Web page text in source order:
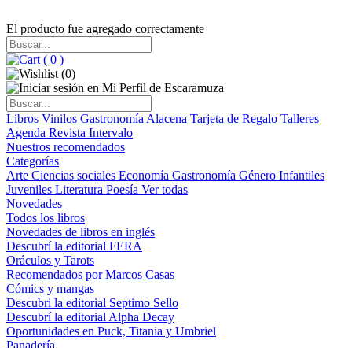
El producto fue agregado correctamente
( 0 )
(0)
Libros Vinilos Gastronomía Alacena Tarjeta de Regalo Talleres
Agenda Revista Intervalo
Nuestros recomendados
Categorías
Arte Ciencias sociales Economía Gastronomía Género Infantiles
Juveniles Literatura Poesía Ver todas
Novedades
Todos los libros
Novedades de libros en inglés
Descubrí la editorial FERA
Oráculos y Tarots
Recomendados por Marcos Casas
Cómics y mangas
Descubri la editorial Septimo Sello
Descubrí la editorial Alpha Decay
Oportunidades en Puck, Titania y Umbriel
Panadería